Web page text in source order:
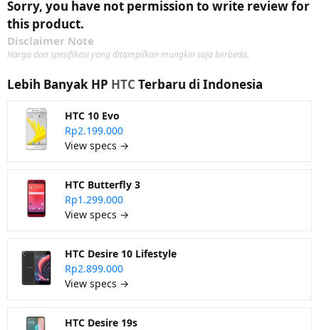
Sorry, you have not permission to write review for
this product.
Disclaimer Note
Harga dan spesifikasi yang ditampilkan mungkin saja berbeda.
Lebih Banyak HP HTC Terbaru di Indonesia
HTC 10 Evo
Rp2.199.000
View specs →
HTC Butterfly 3
Rp1.299.000
View specs →
HTC Desire 10 Lifestyle
Rp2.899.000
View specs →
HTC Desire 19s